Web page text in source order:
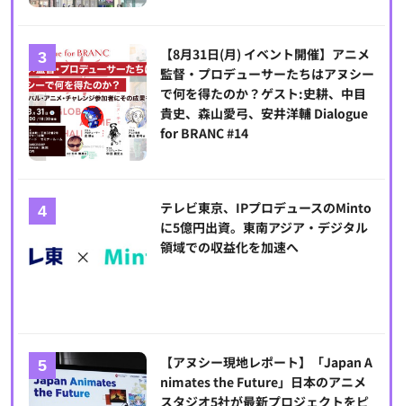
【8月31日(月) イベント開催】アニメ
監督・プロデューサーたちはアヌシー
で何を得たのか？ゲスト:史耕、中目
貴史、森山愛弓、安井洋輔 Dialogue
for BRANC #14
テレビ東京、IPプロデュースのMinto
に5億円出資。東南アジア・デジタル
領域での収益化を加速へ
【アヌシー現地レポート】「Japan A
nimates the Future」日本のアニメ
スタジオ5社が最新プロジェクトをピ